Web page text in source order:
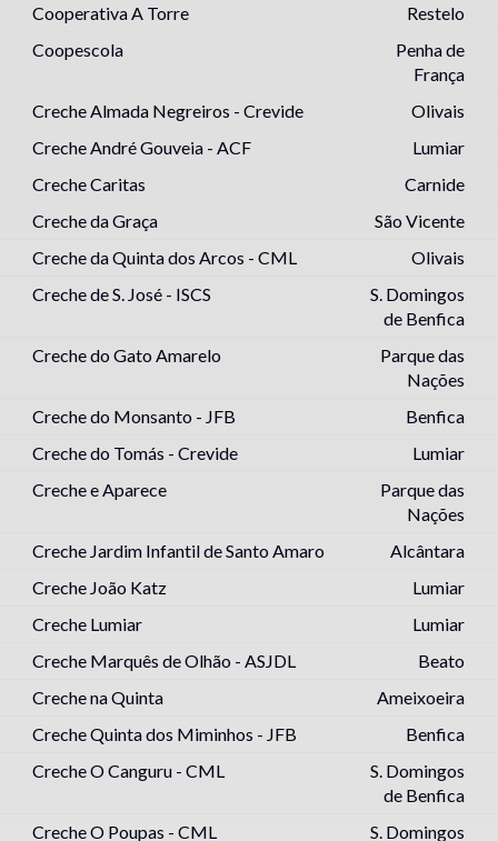
Cooperativa A Torre
Restelo
Coopescola
Penha de
França
Creche Almada Negreiros - Crevide
Olivais
Creche André Gouveia - ACF
Lumiar
Creche Caritas
Carnide
Creche da Graça
São Vicente
Creche da Quinta dos Arcos - CML
Olivais
Creche de S. José - ISCS
S. Domingos
de Benfica
Creche do Gato Amarelo
Parque das
Nações
Creche do Monsanto - JFB
Benfica
Creche do Tomás - Crevide
Lumiar
Creche e Aparece
Parque das
Nações
Creche Jardim Infantil de Santo Amaro
Alcântara
Creche João Katz
Lumiar
Creche Lumiar
Lumiar
Creche Marquês de Olhão - ASJDL
Beato
Creche na Quinta
Ameixoeira
Creche Quinta dos Miminhos - JFB
Benfica
Creche O Canguru - CML
S. Domingos
de Benfica
Creche O Poupas - CML
S. Domingos